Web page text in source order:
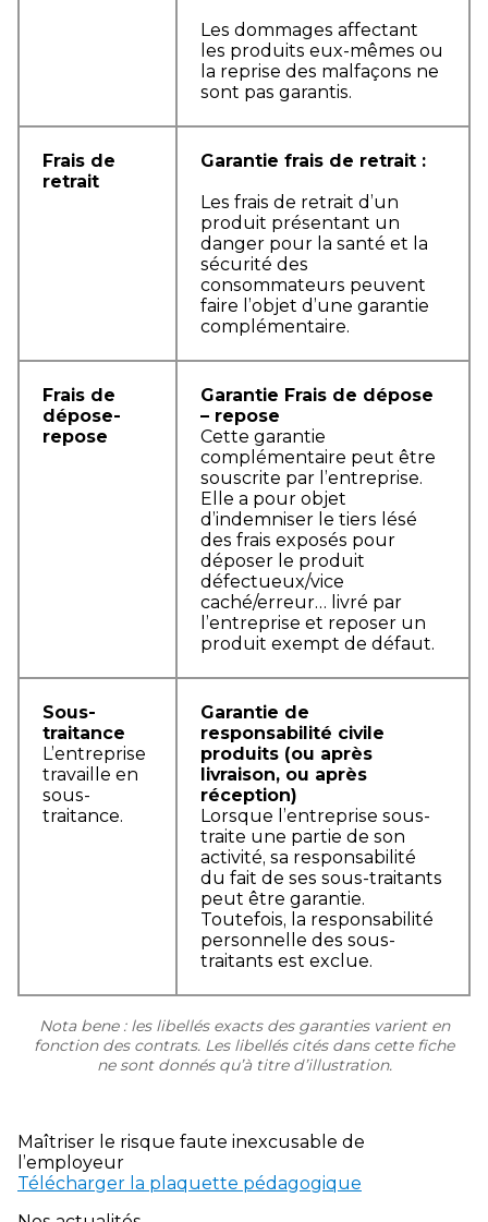
Les dommages affectant
les produits eux-mêmes ou
la reprise des malfaçons ne
sont pas garantis.
Frais de
retrait
Garantie frais de retrait :
Les frais de retrait d’un
produit présentant un
danger pour la santé et la
sécurité des
consommateurs peuvent
faire l’objet d’une garantie
complémentaire.
Frais de
dépose-
repose
Garantie Frais de dépose
– repose
Cette garantie
complémentaire peut être
souscrite par l’entreprise.
Elle a pour objet
d’indemniser le tiers lésé
des frais exposés pour
déposer le produit
défectueux/vice
caché/erreur… livré par
l’entreprise et reposer un
produit exempt de défaut.
Sous-
traitance
L’entreprise
travaille en
sous-
traitance.
Garantie de
responsabilité civile
produits (ou après
livraison, ou après
réception)
Lorsque l’entreprise sous-
traite une partie de son
activité, sa responsabilité
du fait de ses sous-traitants
peut être garantie.
Toutefois, la responsabilité
personnelle des sous-
traitants est exclue.
Nota bene : les libellés exacts des garanties varient en
fonction des contrats. Les libellés cités dans cette fiche
ne sont donnés qu’à titre d’illustration.
Maîtriser le risque faute inexcusable de
l’employeur
Télécharger la plaquette pédagogique